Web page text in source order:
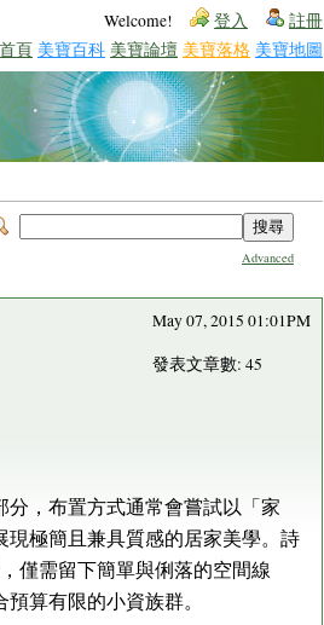
Welcome! 登入 註冊
頁 美寶百科 美寶論壇 美寶落格 美寶地圖
Advanced
May 07, 2015 01:01PM
發表文章數: 45
，布置方式通常會嘗試以「家
極簡且兼具質感的居家美學。詩
僅需留下簡單與俐落的空間線
算有限的小資族群。